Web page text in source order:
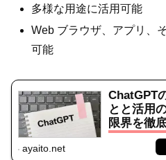
多様な用途に活用可能
Web ブラウザ、アプリ、
可能
ChatGPT
とと活用
限界を徹
ayaito.net